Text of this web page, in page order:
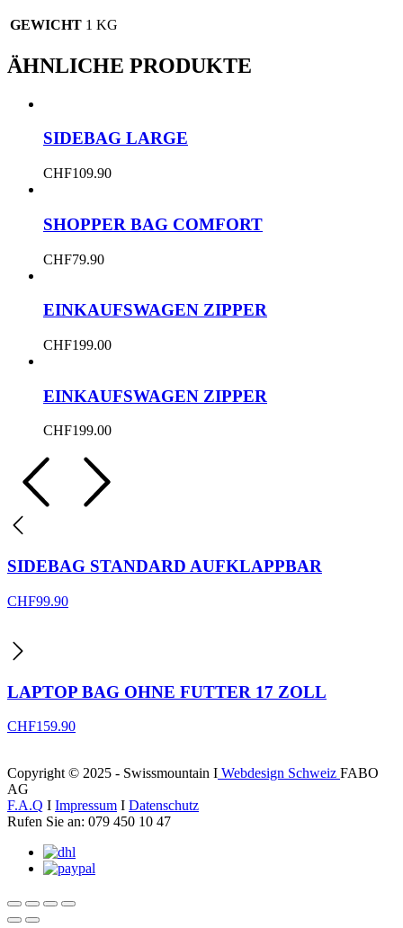
GEWICHT 1 KG
ÄHNLICHE PRODUKTE
SIDEBAG LARGE
CHF109.90
SHOPPER BAG COMFORT
CHF79.90
EINKAUFSWAGEN ZIPPER
CHF199.00
EINKAUFSWAGEN ZIPPER
CHF199.00
SIDEBAG STANDARD AUFKLAPPBAR
CHF99.90
LAPTOP BAG OHNE FUTTER 17 ZOLL
CHF159.90
Copyright © 2025 - Swissmountain I Webdesign Schweiz FABO
AG
F.A.Q I Impressum I Datenschutz
Rufen Sie an: 079 450 10 47